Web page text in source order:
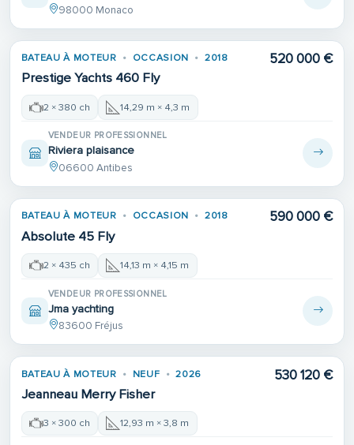
98000 Monaco
BATEAU À MOTEUR OCCASION 2018
Prestige Yachts 460 Fly
520 000 €
2 × 380 ch 14,29 m × 4,3 m
VENDEUR PROFESSIONNEL
Riviera plaisance
06600 Antibes
BATEAU À MOTEUR OCCASION 2018
Absolute 45 Fly
590 000 €
2 × 435 ch 14,13 m × 4,15 m
VENDEUR PROFESSIONNEL
Jma yachting
83600 Fréjus
BATEAU À MOTEUR NEUF 2026
Jeanneau Merry Fisher
530 120 €
3 × 300 ch 12,93 m × 3,8 m